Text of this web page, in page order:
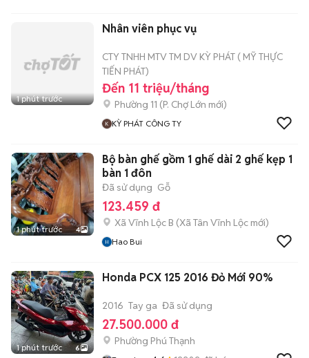
1 phút trước
Nhân viên phục vụ
CTY TNHH MTV TM DV KỲ PHÁT ( MỸ THỰC
TIẾN PHÁT)
Đến 11 triệu/tháng
Phường 11 (P. Chợ Lớn mới)
KỲ PHÁT CÔNG TY
1 phút trước 4
Bộ bàn ghế gồm 1 ghế dài 2 ghế kẹp 1
bàn 1 đôn
Đã sử dụng Gỗ
123.459 đ
Xã Vĩnh Lộc B (Xã Tân Vĩnh Lộc mới)
Hao Bui
1 phút trước 6
Honda PCX 125 2016 Đỏ Mới 90%
2016 Tay ga Đã sử dụng
27.500.000 đ
Phường Phú Thạnh